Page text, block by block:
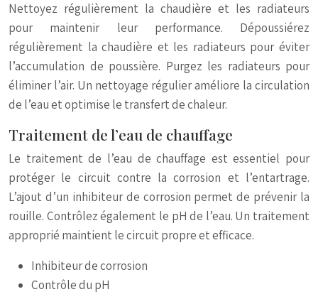
Nettoyez régulièrement la chaudière et les radiateurs
pour maintenir leur performance. Dépoussiérez
régulièrement la chaudière et les radiateurs pour éviter
l’accumulation de poussière. Purgez les radiateurs pour
éliminer l’air. Un nettoyage régulier améliore la circulation
de l’eau et optimise le transfert de chaleur.
Traitement de l’eau de chauffage
Le traitement de l’eau de chauffage est essentiel pour
protéger le circuit contre la corrosion et l’entartrage.
L’ajout d’un inhibiteur de corrosion permet de prévenir la
rouille. Contrôlez également le pH de l’eau. Un traitement
approprié maintient le circuit propre et efficace.
Inhibiteur de corrosion
Contrôle du pH